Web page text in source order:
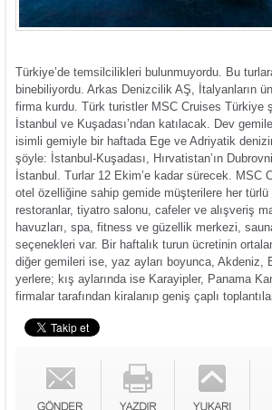
Türkiye’de temsilcilikleri bulunmuyordu. Bu
binebiliyordu. Arkas Denizcilik AŞ, İtalyanların
firma kurdu. Türk turistler MSC Cruises Türkiye
İstanbul ve Kuşadası’ndan katılacak. Dev
isimli gemiyle bir haftada Ege ve Adriyatik
şöyle: İstanbul-Kuşadası, Hırvatistan’ın
İstanbul. Turlar 12 Ekim’e kadar sürecek. MSC
otel özelliğine sahip gemide müşterilere her
restoranlar, tiyatro salonu, cafeler ve alışveriş
havuzları, spa, fitness ve güzellik merkezi,
seçenekleri var. Bir haftalık turun ücretinin
diğer gemileri ise, yaz ayları boyunca, Akdeniz,
yerlere; kış aylarında ise Karayipler, Panama
firmalar tarafından kiralanıp geniş çaplı